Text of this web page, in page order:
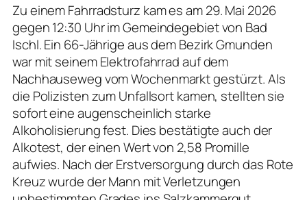
Zu einem Fahrradsturz kam es am 29. Mai 2026
gegen 12:30 Uhr im Gemeindegebiet von Bad
Ischl. Ein 66-Jährige aus dem Bezirk Gmunden
war mit seinem Elektrofahrrad auf dem
Nachhauseweg vom Wochenmarkt gestürzt. Als
die Polizisten zum Unfallsort kamen, stellten sie
sofort eine augenscheinlich starke
Alkoholisierung fest. Dies bestätigte auch der
Alkotest, der einen Wert von 2,58 Promille
aufwies. Nach der Erstversorgung durch das Rote
Kreuz wurde der Mann mit Verletzungen